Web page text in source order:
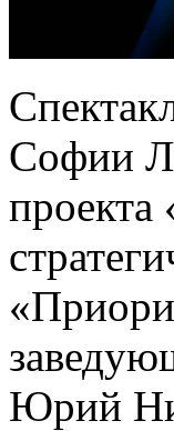
Софии
проекта
Юрий